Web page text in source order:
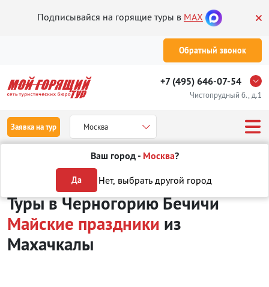
Подписывайся на горящие туры в MAX
Обратный звонок
+7 (495) 646-07-54
Чистопрудный б., д.1
Заявка на тур Москва
Ваш город - Москва?
Да Нет, выбрать другой город
Отдых в Черногории Бечичи
Туры в Черногорию Бечичи
Майские праздники из
Махачкалы